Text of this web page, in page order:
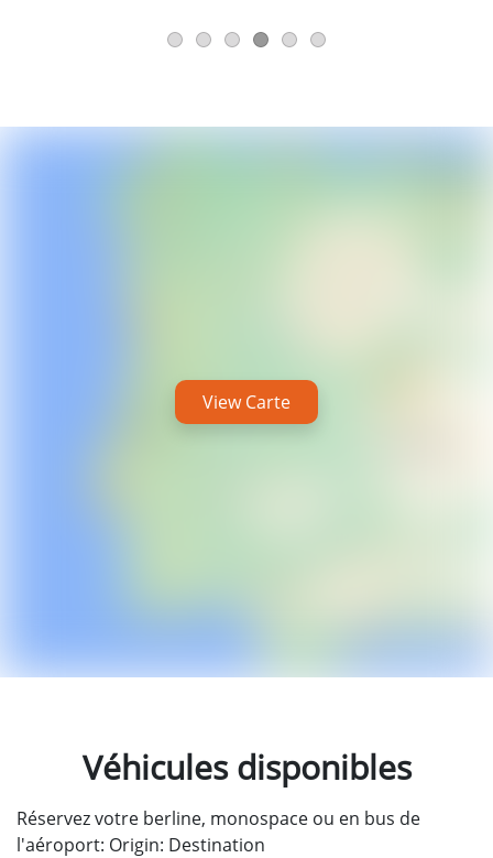
View Carte
Véhicules disponibles
Réservez votre berline, monospace ou en bus de
l'aéroport: Origin: Destination